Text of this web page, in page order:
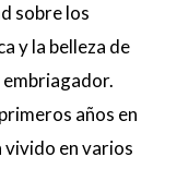
sobre los
y la belleza de
embriagador.
años en
vivido en varios